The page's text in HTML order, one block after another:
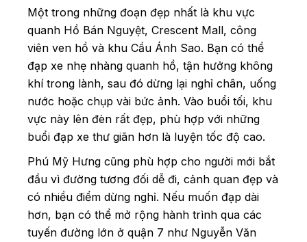
Một trong những đoạn đẹp nhất là khu vực
quanh Hồ Bán Nguyệt, Crescent Mall, công
viên ven hồ và khu Cầu Ánh Sao. Bạn có thể
đạp xe nhẹ nhàng quanh hồ, tận hưởng không
khí trong lành, sau đó dừng lại nghỉ chân, uống
nước hoặc chụp vài bức ảnh. Vào buổi tối, khu
vực này lên đèn rất đẹp, phù hợp với những
buổi đạp xe thư giãn hơn là luyện tốc độ cao.
Phú Mỹ Hưng cũng phù hợp cho người mới bắt
đầu vì đường tương đối dễ đi, cảnh quan đẹp và
có nhiều điểm dừng nghỉ. Nếu muốn đạp dài
hơn, bạn có thể mở rộng hành trình qua các
tuyến đường lớn ở quận 7 như Nguyễn Văn